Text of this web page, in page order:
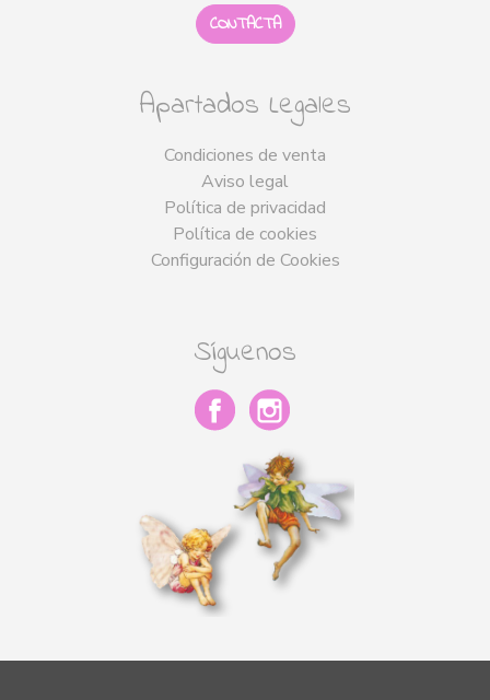
CONTACTA
Apartados Legales
Condiciones de venta
Aviso legal
Política de privacidad
Política de cookies
Configuración de Cookies
Síguenos